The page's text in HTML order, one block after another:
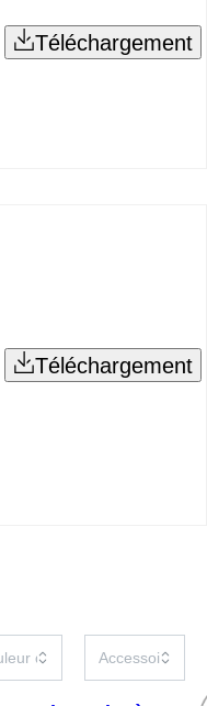
Téléchargement
Téléchargement